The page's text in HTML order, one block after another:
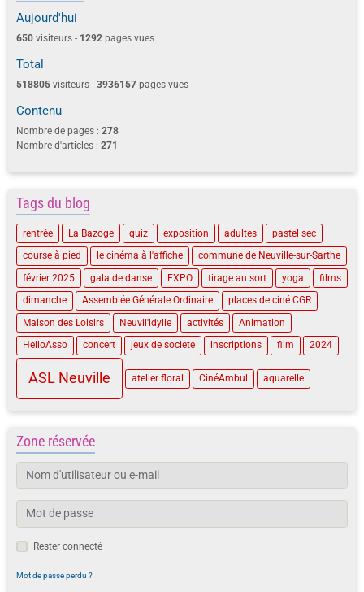
Aujourd'hui
650 visiteurs - 1292 pages vues
Total
518805 visiteurs - 3936157 pages vues
Contenu
Nombre de pages : 278
Nombre d'articles : 271
Tags du blog
rentrée La Bazoge quiz exposition adultes
pastel sec
course à pied
le cinéma à l'affiche
commune de Neuville-sur-Sarthe
février 2025
gala de danse EXPO tirage au sort yoga
films
dimanche
Assemblée Générale Ordinaire
places de ciné CGR
Maison des Loisirs
Neuvil'idylle activités
Animation
HelloAsso
concert jeux de societe inscriptions film 2024
ASL Neuville atelier floral CinéAmbul aquarelle
Zone réservée
Rester connecté
Mot de passe perdu ?